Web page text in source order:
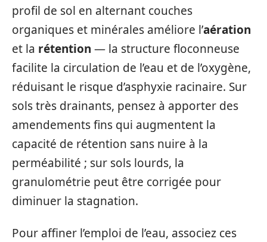
profil de sol en alternant couches
organiques et minérales améliore l’aération
et la rétention — la structure floconneuse
facilite la circulation de l’eau et de l’oxygène,
réduisant le risque d’asphyxie racinaire. Sur
sols très drainants, pensez à apporter des
amendements fins qui augmentent la
capacité de rétention sans nuire à la
perméabilité ; sur sols lourds, la
granulométrie peut être corrigée pour
diminuer la stagnation.
Pour affiner l’emploi de l’eau, associez ces